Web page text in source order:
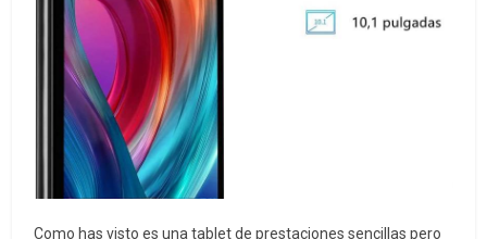
Como has visto es una tablet de prestaciones sencillas pero